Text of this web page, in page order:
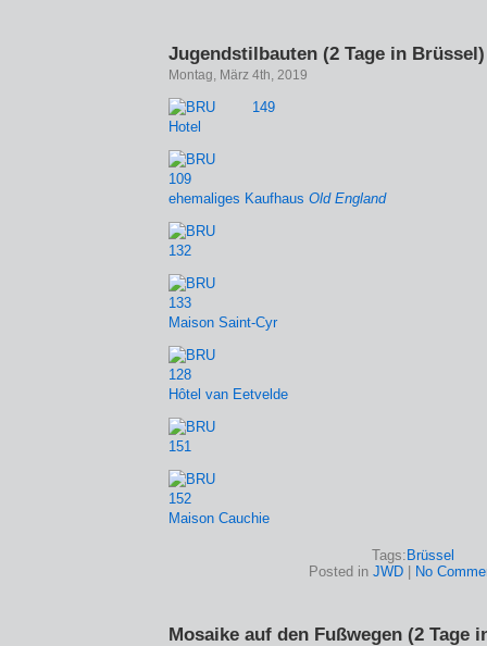
Jugendstilbauten (2 Tage in Brüssel)
Montag, März 4th, 2019
ehemaliges Kaufhaus Old England
Maison Saint-Cyr
Hôtel van Eetvelde
Maison Cauchie
Tags: Brüssel
Posted in JWD No
Mosaike auf den Fußwegen (2 Tage